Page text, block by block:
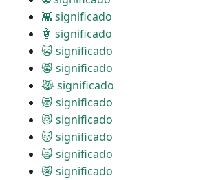
👾 significado
🤖 significado
😺 significado
😸 significado
😹 significado
😻 significado
😼 significado
😽 significado
🙀 significado
😿 significado